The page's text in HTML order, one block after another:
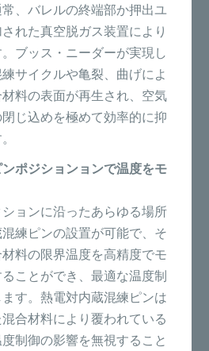
、バレルの終端部か押出ユ
れた真空脱ガス装置により
ブッス・ニーダーが実現し
サイクルや亀裂、曲げによ
料の表面が再生され、空気
じ込めを極めて効率的に抑
ポジションョンで温度をモ
ョンに沿ったあらゆる場所
練ピンの設置が可能で、そ
料の限界温度を高精度でモ
ことができ、最適な温度制
す。熱電対内蔵混練ピンは
合材料により覆われている
制御の影響を無視すること